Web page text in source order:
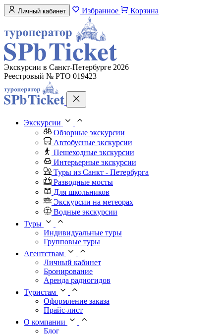
Личный кабинет Избранное Корзина
Экскурсии в Санкт-Петербурге 2026
Реестровый № РТО 019423
Экскурсии
Обзорные экскурсии
Автобусные экскурсии
Пешеходные экскурсии
Интерьерные экскурсии
Туры из Санкт - Петербурга
Разводные мосты
Для школьников
Экскурсии на метеорах
Водные экскурсии
Туры
Индивидуальные туры
Групповые туры
Агентствам
Личный кабинет
Бронирование
Аренда радиогидов
Туристам
Оформление заказа
Прайс-лист
О компании
Блог